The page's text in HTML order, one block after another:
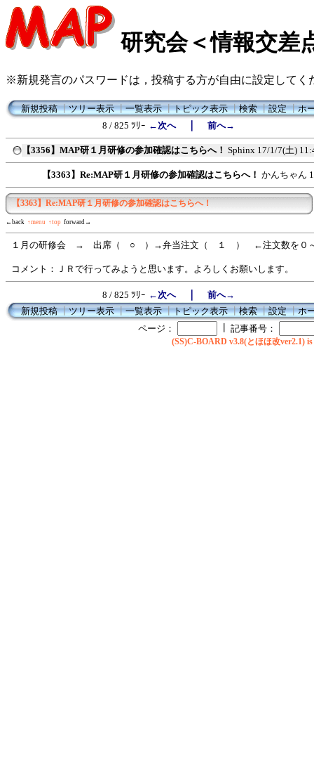
研究会＜情報交差
※新規発言のパスワードは，投稿する方が自由に設定してく
新規投稿┃ツリー表示┃一覧表示┃トピック表示┃検索┃設定┃ホ
8 / 825 ﾂﾘｰ ←次へ｜ 前へ→
【3356】MAP研１月研修の参加確認はこちらへ！ Sphinx 17/1/7(土)
【3363】Re:MAP研１月研修の参加確認はこちらへ！ かんちゃん
【3363】Re:MAP研１月研修の参加確認はこちらへ！
←back ↑menu ↑top forward→
１月の研修会 → 出席（ ○ ）→弁当注文（ １ ） ←注文数を０～
コメント：ＪＲで行ってみようと思います。よろしくお願いします。
8 / 825 ﾂﾘｰ ←次へ｜ 前へ→
新規投稿┃ツリー表示┃一覧表示┃トピック表示┃検索┃設定┃ホ
ページ：
記事番号：
(SS)C-BOARD v3.8(とほほ改ver2.1) is